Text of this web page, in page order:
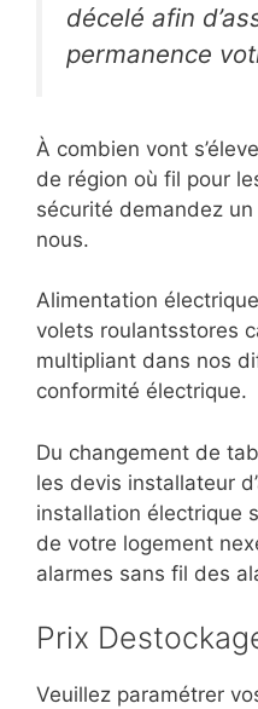
décelé afin
permanence
À combien vont
de région où fil pour
sécurité demandez
nous.
Alimentation
volets roulantsstores
multipliant dans nos
conformité électrique.
Du changement de
les devis installateur
installation électrique
de votre logement
alarmes sans fil des
Prix
Veuillez paramétrer